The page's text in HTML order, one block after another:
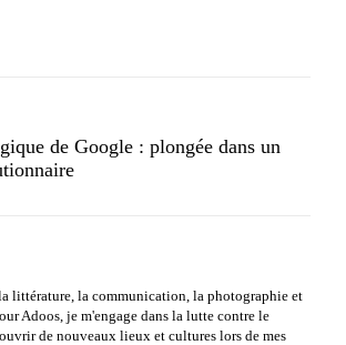
de Google : plongée dans un
littérature, la communication, la photographie et
Adoos, je m'engage dans la lutte contre le
de nouveaux lieux et cultures lors de mes